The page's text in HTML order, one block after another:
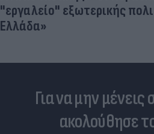
"εργαλείο" εξωτερικής
Ελλάδα»
Για να μην μένεις
ακολούθησε